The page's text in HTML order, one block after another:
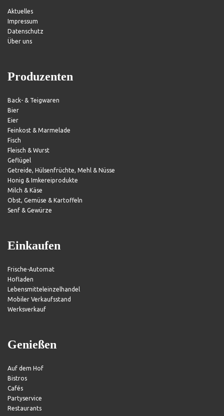
Aktuelles
Impressum
Datenschutz
Über uns
Produzenten
Back- & Teigwaren
Bier
Eier
Feinkost & Marmelade
Fisch
Fleisch & Wurst
Geflügel
Getreide, Hülsenfrüchte, Mehl & Nüsse
Honig & Imkereiprodukte
Milch & Käse
Obst, Gemüse & Kartoffeln
Senf & Gewürze
Einkaufen
Frische-Automat
Hofladen
Lebensmitteleinzelhandel
Mobiler Verkaufsstand
Werksverkauf
Genießen
Auf dem Hof
Bistros
Cafés
Partyservice
Restaurants